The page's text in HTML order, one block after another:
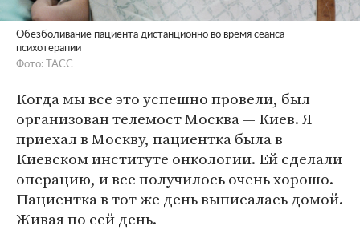
Обезболивание пациента дистанционно во время сеанса
психотерапии
Фото: ТАСС
Когда мы все это успешно провели, был
организован телемост Москва — Киев. Я
приехал в Москву, пациентка была в
Киевском институте онкологии. Ей сделали
операцию, и все получилось очень хорошо.
Пациентка в тот же день выписалась домой.
Живая по сей день.